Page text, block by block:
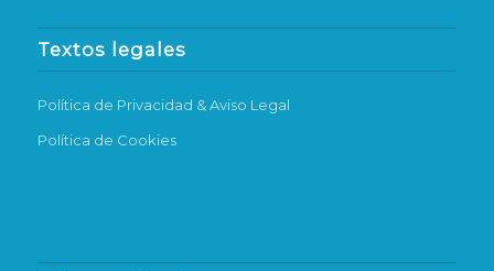
Textos legales
Política de Privacidad & Aviso Legal
Política de Cookies